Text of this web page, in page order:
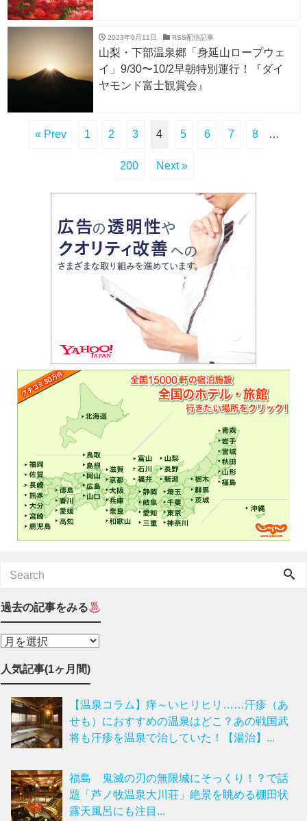
2023年9月11日 RSS配信記事
山梨・下部温泉郷「身延山ロープウェ
イ」9/30〜10/2早朝特別運行！『ダイ
ヤモンド富士観賞会』
« Prev 1 2 3 4 5 6 7 8 …
200 Next »
過去の記事をみる
人気記事(1ヶ月間)
【温泉コラム】痒～いヒリヒリ……汗疹（あ
せも）におすすめの温泉はどこ？あの戦国武
将も汗疹を温泉で治していた！【湯治】...
福島 鬼滅の刃の無限城にそっくり！？で話
題「芦ノ牧温泉大川荘」絶景を眺める棚田状
露天風呂にも注目...